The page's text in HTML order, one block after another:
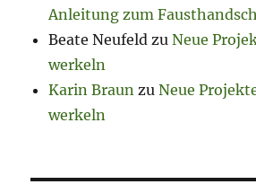
Anleitung zum
Beate Neufeld zuNeue
werkeln
Karin Braun zuNeue
werkeln